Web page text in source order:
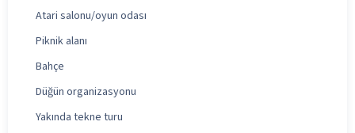
Atari salonu/oyun odası
Piknik alanı
Bahçe
Düğün organizasyonu
Yakında tekne turu